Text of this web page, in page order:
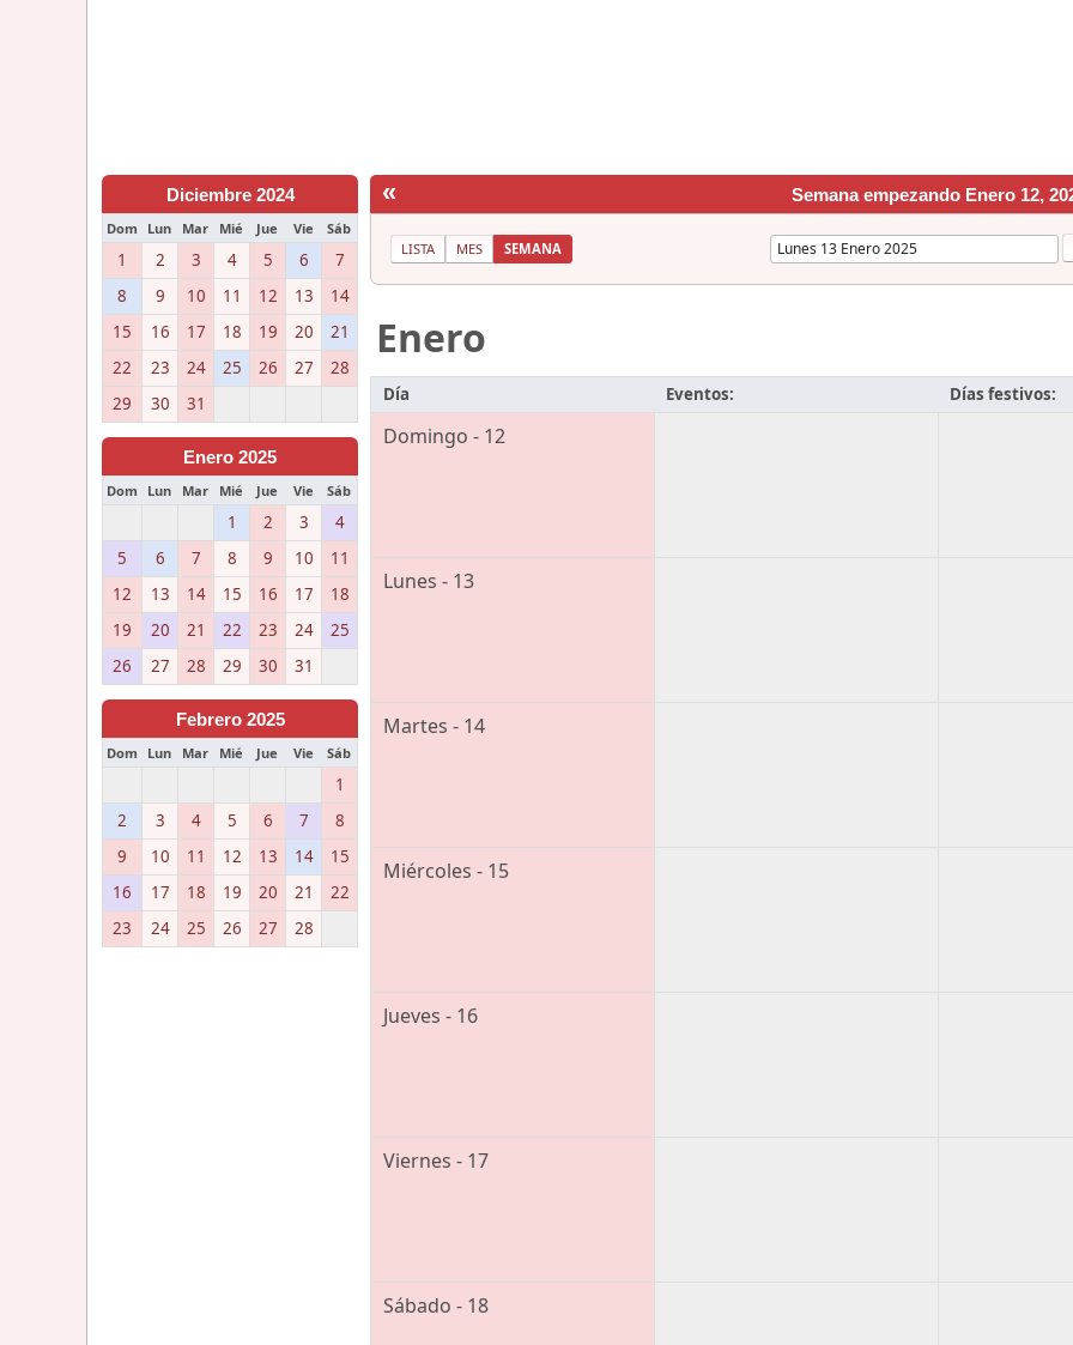
Diciembre 2024
Dom Lun Mar Mié Jue Vie Sáb
1 2 3 4 5 6
7
8
9 10 11 12 13
14
15
16 17 18 19 20
21
22
23 24 25 26 27
28
29
30 31
Enero 2025
Dom Lun Mar Mié Jue Vie Sáb
1 2 3
4
5
6 7 8 9 10
11
12
13 14 15 16 17
18
19
20 21 22 23 24
25
26
27 28 29 30 31
Febrero 2025
Dom Lun Mar Mié Jue Vie Sáb
1
2
3 4 5 6 7
8
9
10 11 12 13 14
15
16
17 18 19 20 21
22
23
24 25 26 27 28
« Semana empezando Enero 12,
LISTA MES SEMANA
Enero
Día Eventos: Días festivos:
Domingo - 12
Lunes - 13
Martes - 14
Miércoles - 15
Jueves - 16
Viernes - 17
Sábado - 18